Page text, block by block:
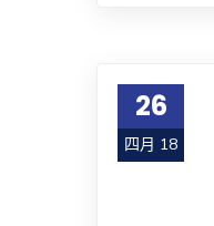
26
四月 18